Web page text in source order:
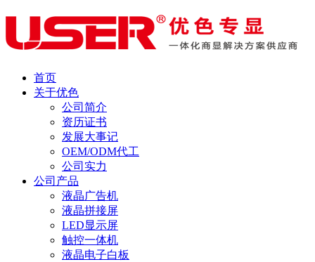
首页
关于优色
公司简介
资历证书
发展大事记
OEM/ODM代工
公司实力
公司产品
液晶广告机
液晶拼接屏
LED显示屏
触控一体机
液晶电子白板